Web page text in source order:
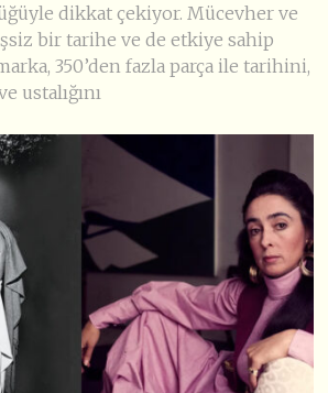
dikkat çekiyor. Mücevher ve
bir tarihe ve de etkiye sahip
350’den fazla parça ile tarihini,
ustalığını